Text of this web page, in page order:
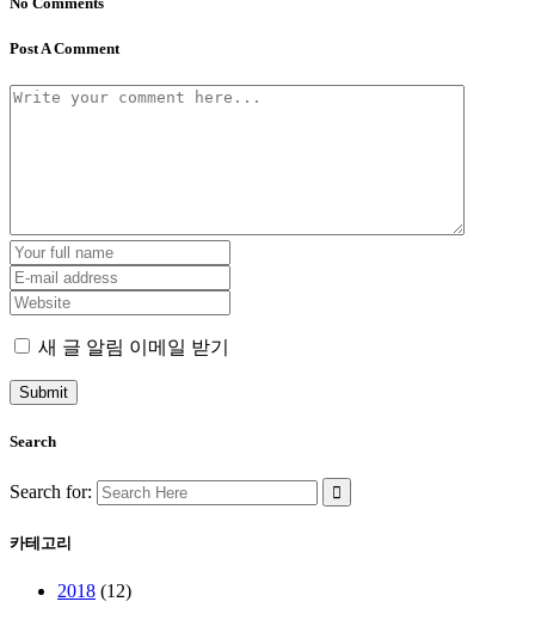
Post A Comment
새 글 알림 이메일 받기
Search
Search for:
카테고리
2018 (12)